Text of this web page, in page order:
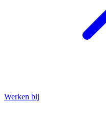
Werken bij